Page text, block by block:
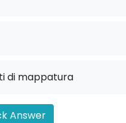
di mappatura
Answer